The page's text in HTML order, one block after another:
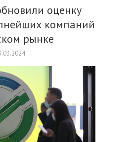
оценку
компаний
рынке